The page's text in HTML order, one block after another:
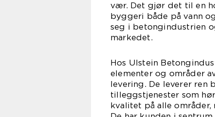
vær. Det gjør det til en
byggeri både på vann
seg i betongindustrien
markedet.
Hos Ulstein
elementer og områder
levering. De leverer ren
tilleggstjenester som
kvalitet på alle